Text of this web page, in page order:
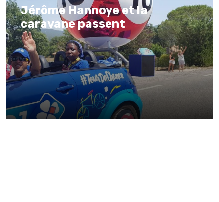
Jérôme Hannoye et la
caravane passent